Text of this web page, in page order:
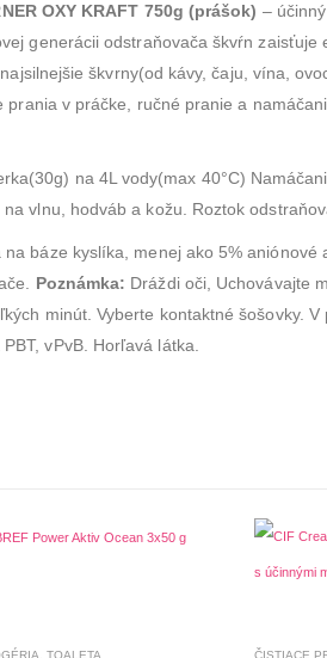
OXY KRAFT 750g (prášok) –
generácii odstraňovača škvŕn
škvrny(od kávy, čaju, vína,
v práčke, ručné pranie a
na 4L vody(max 40°C)
vlnu, hodváb a kožu. Roztok
na báze kyslíka, menej ako 5%
Poznámka: Dráždi oči, Uchovávajte
minút. Vyberte kontaktné šošovky.
vPvB. Horľavá látka.
DADA vlhčený splachovací toaletný papier s vôňou banána 60 ks
, TOALETA ČISTIACE